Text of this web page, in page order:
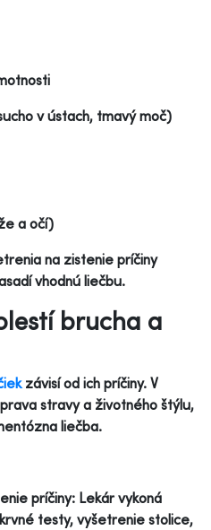
v ústach, tmavý moč)
a očí)
na zistenie príčiny
vhodnú liečbu.
brucha a
závisí od ich príčiny. V
stravy a životného štýlu,
liečba.
príčiny: Lekár vykoná
testy, vyšetrenie stolice,